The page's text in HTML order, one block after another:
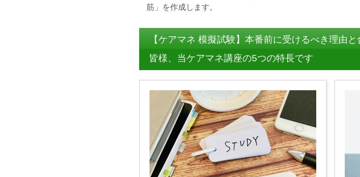
筋」を作成します。
【ケアマネ 模擬試験】本番前に受けるべき理由
皆様、当ケアマネ講座の5つの特長です